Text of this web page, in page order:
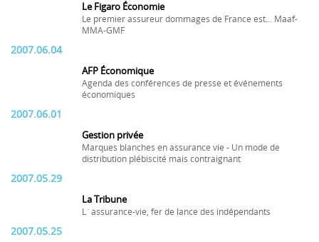
Le Figaro Économie
Le premier assureur dommages de France est... Maaf-
MMA-GMF
2007.06.04
AFP Économique
Agenda des conférences de presse et événements
économiques
2007.06.01
Gestion privée
Marques blanches en assurance vie - Un mode de
distribution plébiscité mais contraignant
2007.05.29
La Tribune
L´assurance-vie, fer de lance des indépendants
2007.05.25